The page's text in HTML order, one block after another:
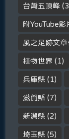
台灣五頂峰
附YouTube影
風之足跡文章
植物世界 (1)
兵庫縣 (1)
滋賀縣 (7)
新潟縣 (2)
埼玉縣 (5)